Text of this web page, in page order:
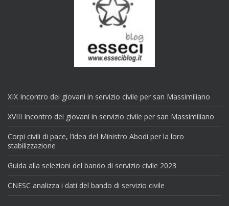
XIX Incontro dei giovani in servizio civile per san Massimiliano
XVIII Incontro dei giovani in servizio civile per san Massimiliano
Corpi civili di pace, l’idea del Ministro Abodi per la loro
stabilizzazione
Guida alla selezioni del bando di servizio civile 2023
CNESC analizza i dati del bando di servizio civile